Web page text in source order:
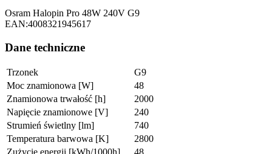
Osram Halopin Pro 48W 240V G9
EAN:4008321945617
Dane techniczne
Trzonek
G9
Moc znamionowa [W]
48
Znamionowa trwałość [h]
2000
Napięcie znamionowe [V]
240
Strumień świetlny [lm]
740
Temperatura barwowa [K]
2800